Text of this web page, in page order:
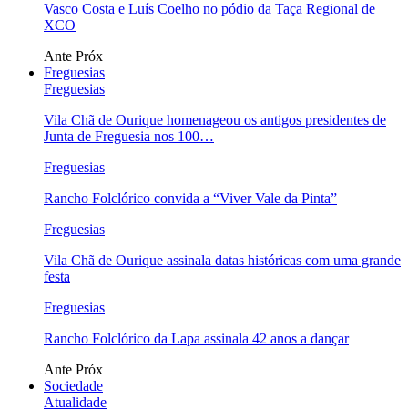
Vasco Costa e Luís Coelho no pódio da Taça Regional de
XCO
Ante Próx
Freguesias
Freguesias
Vila Chã de Ourique homenageou os antigos presidentes de
Junta de Freguesia nos 100…
Freguesias
Rancho Folclórico convida a “Viver Vale da Pinta”
Freguesias
Vila Chã de Ourique assinala datas históricas com uma grande
festa
Freguesias
Rancho Folclórico da Lapa assinala 42 anos a dançar
Ante Próx
Sociedade
Atualidade